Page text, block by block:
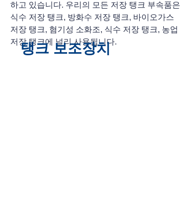
탱크 보조장치
하고 있습니다. 우리의 모든 저장 탱크 부속품은
식수 저장 탱크, 방화수 저장 탱크, 바이오가스
저장 탱크, 혐기성 소화조, 식수 저장 탱크, 농업
저장 탱크에 널리 사용됩니다.